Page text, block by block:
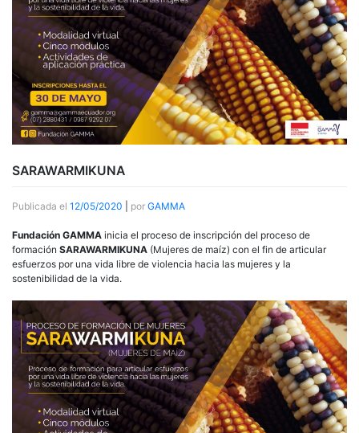
SARAWARMIKUNA
Publicada el 12/05/2020 por GAMMA
Fundación GAMMA inicia el proceso de inscripción del proceso de
formación SARAWARMIKUNA (Mujeres de maíz) con el fin de articular
esfuerzos por una vida libre de violencia hacia las mujeres y la
sostenibilidad de la vida.